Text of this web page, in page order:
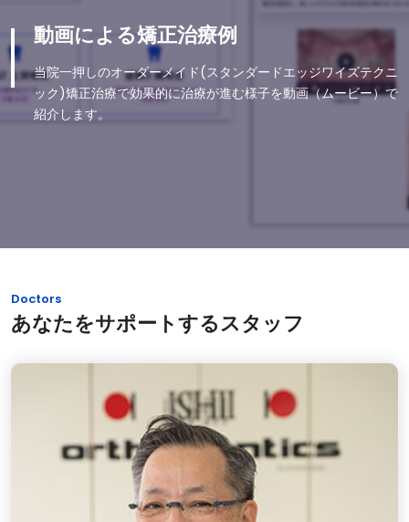
動画による矯正治療例
当院一押しのオーダーメイド(スタンダードエッジワイズテクニ
ック)矯正治療で効果的に治療が進む様子を動画（ムービー）で
紹介します。
Doctors
あなたをサポートするスタッフ